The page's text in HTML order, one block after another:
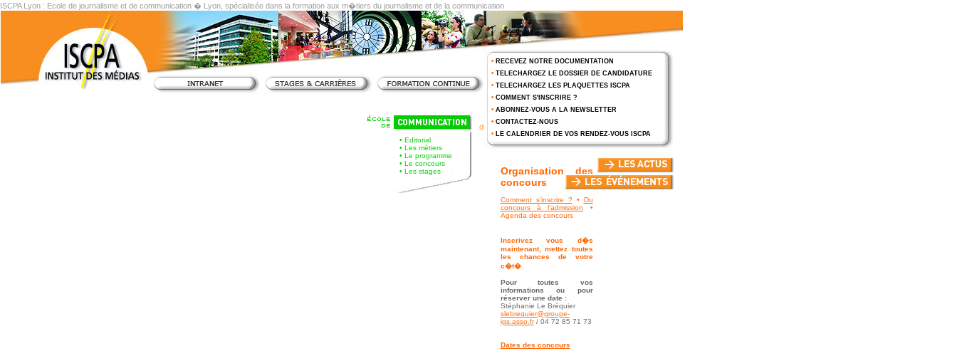
ISCPA Lyon : Ecole de journalisme et de communication � Lyon, spécialisée dans la formation aux m�tiers du journalisme et de la communication
• RECEVEZ NOTRE DOCUMENTATION
• TELECHARGEZ LE DOSSIER DE CANDIDATURE
• TELECHARGEZ LES PLAQUETTES ISCPA
• COMMENT S'INSCRIRE ?
• ABONNEZ-VOUS A LA NEWSLETTER
• CONTACTEZ-NOUS
• LE CALENDRIER DE VOS RENDEZ-VOUS ISCPA
• Editorial
• Les métiers
• Le programme
• Le concours
• Les stages
Comment s'inscrire ?
des concours
Organisation des
concours
Comment s'inscrire ?• Du
concours à l'admission
•
Agenda des concours
Inscrivez vous d�s
maintenant, mettez toutes
les chances de votre
c�t�
Pour toutes vos
informations ou pour
réserver une date :
Stéphanie Le Bréquier
slebrequier@groupe-
igs.asso.fr/ 04 72 85 71 73
Dates des concours